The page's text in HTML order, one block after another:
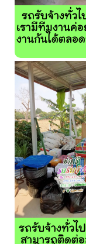
รถรับจ้างทั่ว
เรามีทีมงานค่
งานกันได้ตลอด
รถรับจ้างทั่วไ
สามารถติดต่